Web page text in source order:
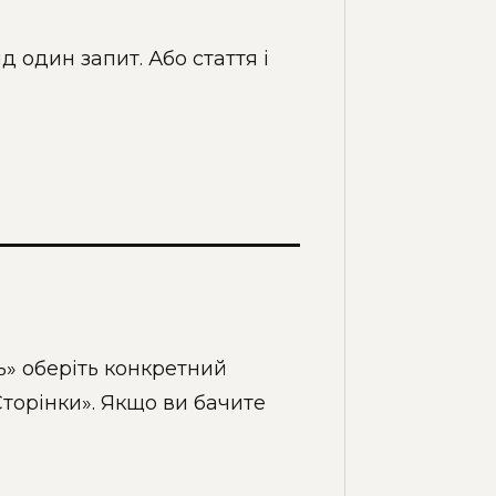
один запит. Або стаття і
оберіть конкретний
Якщо ви бачите